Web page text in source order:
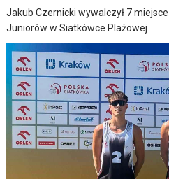
Jakub Czernicki wywalczył 7
Juniorów w Siatkówce Plażowej